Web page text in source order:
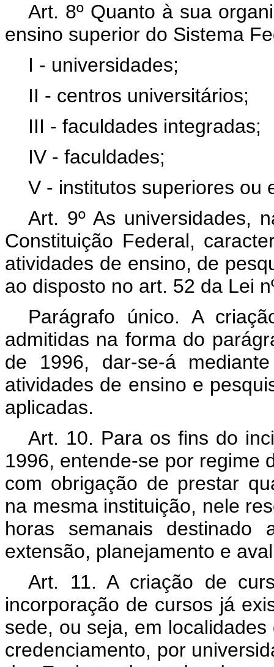
Art. 8º Quanto à sua
ensino superior do Sistema
I - universidades;
II - centros universitários;
III - faculdades integradas;
IV - faculdades;
V - institutos superiores ou
Art. 9º As universidades,
Constituição Federal,
atividades de ensino, de
ao disposto no art. 52 da Lei
Parágrafo único. A
admitidas na forma do
de 1996, dar-se-á
atividades de ensino e
aplicadas.
Art. 10. Para os fins do
1996, entende-se por regime
com obrigação de prestar
na mesma instituição, nele
horas semanais destinado
extensão, planejamento e
Art. 11. A criação de
incorporação de cursos já
sede, ou seja, em
credenciamento, por